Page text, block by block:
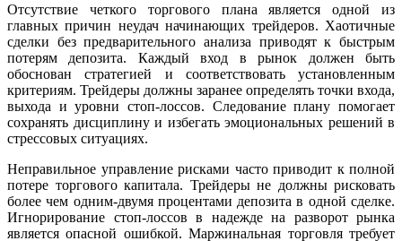
Отсутствие четкого торгового плана является одной из
главных причин неудач начинающих трейдеров. Хаотичные
сделки без предварительного анализа приводят к быстрым
потерям депозита. Каждый вход в рынок должен быть
обоснован стратегией и соответствовать установленным
критериям. Трейдеры должны заранее определять точки входа,
выхода и уровни стоп-лоссов. Следование плану помогает
сохранять дисциплину и избегать эмоциональных решений в
стрессовых ситуациях.
Неправильное управление рисками часто приводит к полной
потере торгового капитала. Трейдеры не должны рисковать
более чем одним-двумя процентами депозита в одной сделке.
Игнорирование стоп-лоссов в надежде на разворот рынка
является опасной ошибкой. Маржинальная торговля требует